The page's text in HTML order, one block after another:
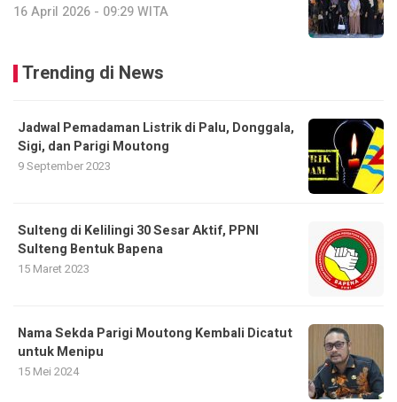
16 April 2026 - 09:29 WITA
Trending di News
Jadwal Pemadaman Listrik di Palu, Donggala,
Sigi, dan Parigi Moutong
9 September 2023
Sulteng di Kelilingi 30 Sesar Aktif, PPNI
Sulteng Bentuk Bapena
15 Maret 2023
Nama Sekda Parigi Moutong Kembali Dicatut
untuk Menipu
15 Mei 2024